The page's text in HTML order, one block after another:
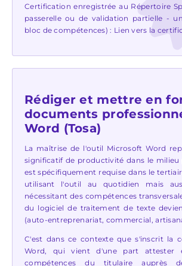
Certification enregistrée au Répertoire
passerelle ou de validation partielle -
bloc de compétences) : Lien vers la
Rédiger et mettre en
documents
Word (Tosa)
La maîtrise de l'outil Microsoft Word
significatif de productivité dans le milieu
est spécifiquement requise dans le
utilisant l'outil au quotidien mais
nécessitant des compétences
du logiciel de traitement de texte
(auto-entreprenariat, commercial,
C'est dans ce contexte que s'inscrit la
Word, qui vient d'une part attester
compétences du titulaire auprès